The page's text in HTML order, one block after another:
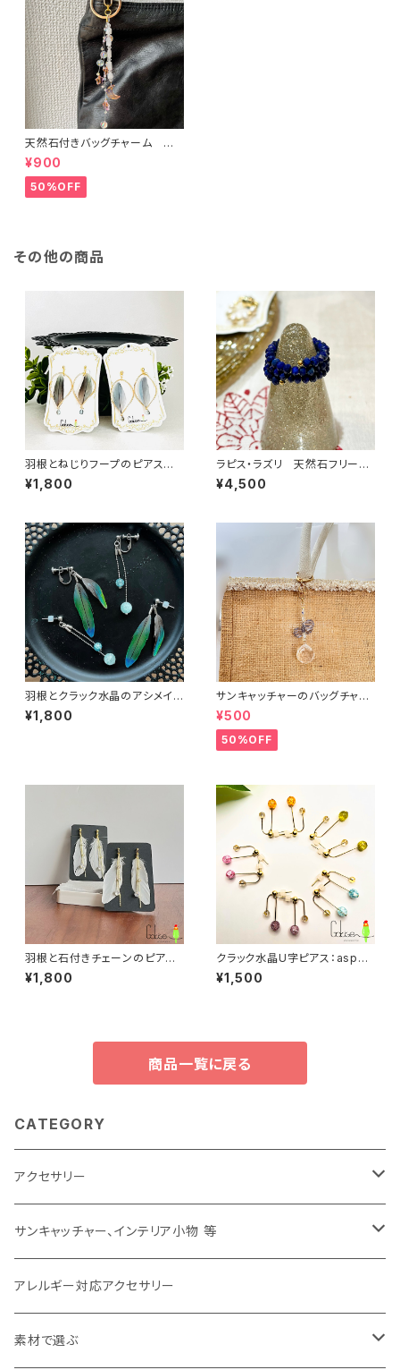
天然石付きバッグチャーム 天
の川（ムーンストーン）：bbc00
2S005【癒しのお守り】
¥900
50%OFF
その他の商品
羽根とねじりフープのピアス／
イヤリング：青系 afpy009BL
《アレルギー対応》
¥1,800
ラピス・ラズリ 天然石フリーサ
イズリング：asr-003
¥4,500
羽根とクラック水晶のアシメイヤ
リング：黒＆緑 afp005BK【浄
化・願いが叶う?!】《アレルギー対
¥1,800
サンキャッチャーのバッグチャー
ム：bbc004
¥500
50%OFF
羽根と石付きチェーンのピアス/
イヤリング：白 afpy-010ＷＨ
《アレルギー対応》
¥1,800
クラック水晶U字ピアス：asp01
0【浄化・願いが叶う?!】《アレル
ギー対応》
¥1,500
商品一覧に戻る
CATEGORY
アクセサリー
ピアス
イヤリング
イヤカフ
サンキャッチャー、インテリア小物 等
サンキャッチャー
バッグチャーム、キーホルダー
アレルギー対応アクセサリー
素材で選ぶ